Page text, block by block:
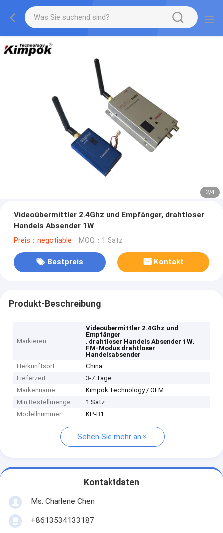
2/4
Videoübermittler 2.4Ghz und Empfänger, drahtloser
Handels Absender 1W
Preis：negotiable MOQ：1 Satz
Bestpreis Kontakt
Produkt-Beschreibung
Markieren
Videoübermittler 2.4Ghz und
Empfänger
, drahtloser Handels Absender 1W,
FM-Modus drahtloser
Handelsabsender
Herkunftsort
China
Lieferzeit
3-7 Tage
Markenname
Kimpok Technology / OEM
Min Bestellmenge
1 Satz
Modellnummer
KP-B1
Sehen Sie mehr an
Kontaktdaten
Ms. Charlene Chen
+8613534133187